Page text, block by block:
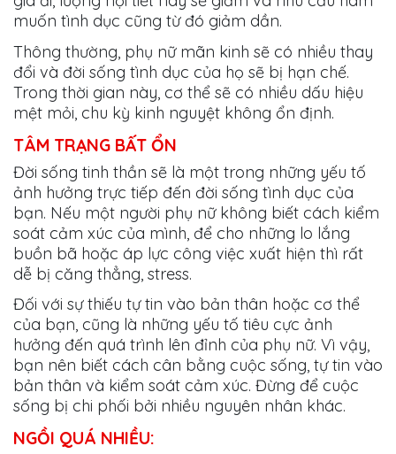
muốn tình dục cũng từ đó giảm dần.
Thông thường, phụ nữ mãn kinh sẽ có nhiều thay
đổi và đời sống tình dục của họ sẽ bị hạn chế.
Trong thời gian này, cơ thể sẽ có nhiều dấu hiệu
mệt mỏi, chu kỳ kinh nguyệt không ổn định.
TÂM TRẠNG BẤT ỔN
Đời sống tinh thần sẽ là một trong những yếu tố
ảnh hưởng trực tiếp đến đời sống tình dục của
bạn. Nếu một người phụ nữ không biết cách kiểm
soát cảm xúc của mình, để cho những lo lắng
buồn bã hoặc áp lực công việc xuất hiện thì rất
dễ bị căng thẳng, stress.
Đối với sự thiếu tự tin vào bản thân hoặc cơ thể
của bạn, cũng là những yếu tố tiêu cực ảnh
hưởng đến quá trình lên đỉnh của phụ nữ. Vì vậy,
bạn nên biết cách cân bằng cuộc sống, tự tin vào
bản thân và kiểm soát cảm xúc. Đừng để cuộc
sống bị chi phối bởi nhiều nguyên nhân khác.
NGỒI QUÁ NHIỀU: